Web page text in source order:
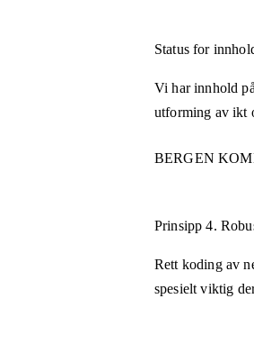
Status for
Vi har innhold
utforming av ikt
BERGEN
Prinsipp 4.
Rett koding av
spesielt viktig